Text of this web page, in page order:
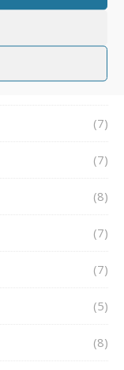
(6)
(7)
(7)
(7)
(7)
(8)
(7)
(7)
(5)
(8)